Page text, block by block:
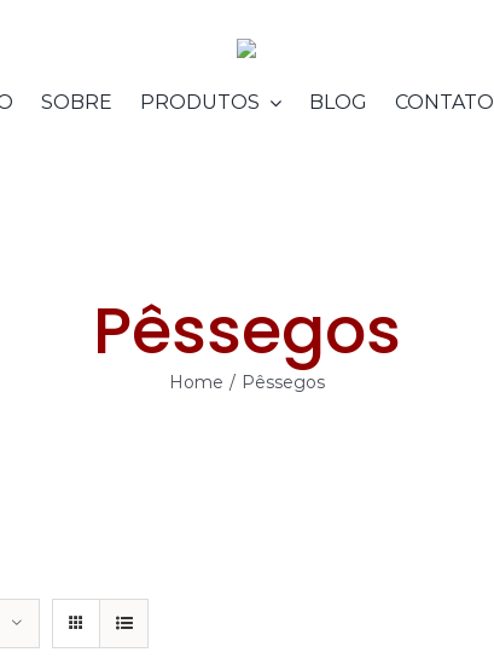
SOBRE PRODUTOS BLOG CONTATO
Pêssegos
Home / Pêssegos